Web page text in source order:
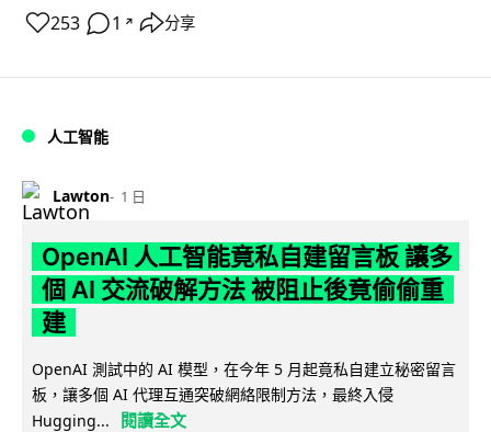
253 1 ↗ 分享
人工智能
Lawton 1 日
OpenAI 人工智能竟私自建留言板 讓多
個 AI 交流破解方法 被阻止後竟偷偷重
建
OpenAI 測試中的 AI 模型，在今年 5 月起竟私自建立秘密留言
板，讓多個 AI 代理互通突破網絡限制方法，最終入侵
Hugging...
閱讀全文